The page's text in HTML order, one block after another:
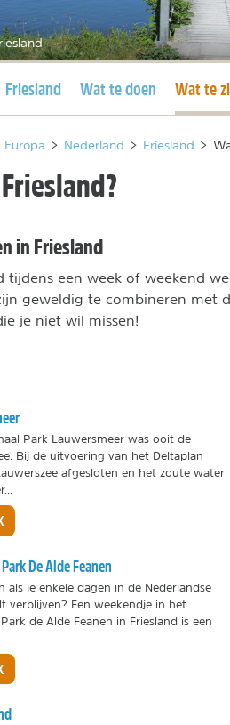
Huidige pagina
Friesland Wat te doen Huidige
Wat te
Europa > Nederland > Friesland >
in Friesland
tijdens een week of weekend
geweldig te combineren met
je niet wil missen!
Park Lauwersmeer was ooit de
Bij de uitvoering van het Deltaplan
afgesloten en het zoute water
De Alde Feanen
als je enkele dagen in de Nederlandse
verblijven? Een weekendje in het
de Alde Feanen in Friesland is een